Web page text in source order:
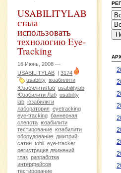
USABILITYLAB
стала
использовать
технологию Eye-
Tracking
16 Июнь, 2008 —
USABILITYLAB
3174
usability юзабилити
ЮзабилитиЛаб usabilitylab
Юзабилити Лаб usability
lab юзабилити
лаборатория eyetracking
eye-tracking баннерная
слепота юзабилити
тестирование юзабилити
оборудование дмитрий
сатин tobii eye-tracker
регистрация движений
глаз разработка
интерфейсов
тестирование